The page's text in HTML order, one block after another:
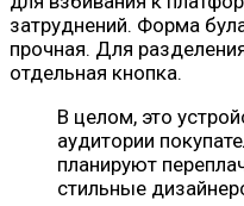
затруднений. Форма
прочная. Для
отдельная кнопка.
В целом, это
аудитории
планируют
стильные